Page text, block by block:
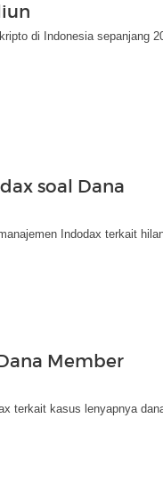
di Indonesia sepanjang
soal Dana
Indodax terkait
Member
terkait kasus lenyapnya